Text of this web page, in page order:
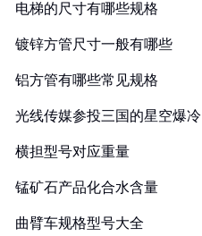
电梯的尺寸有哪些规格
镀锌方管尺寸一般有哪些
铝方管有哪些常见规格
光线传媒参投三国的星空爆冷
横担型号对应重量
锰矿石产品化合水含量
曲臂车规格型号大全